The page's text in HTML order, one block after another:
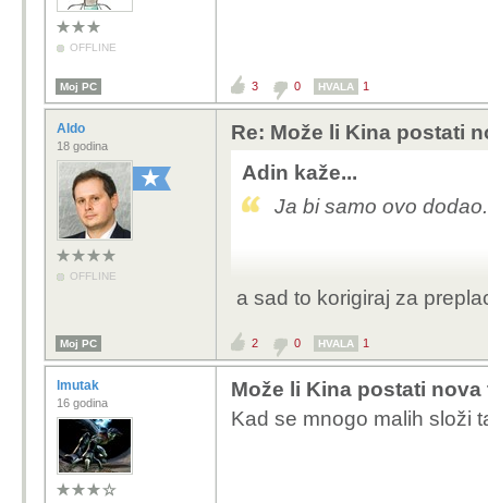
OFFLINE
Moj PC 3 0 HVALA 1
Aldo
18 godina
OFFLINE
Re: Može li Kina postati
Adin kaže...
Ja bi samo ovo dodao.
a sad to korigiraj za
Moj PC 2 0 HVALA 1
lmutak
16 godina
Može li Kina postati
Kad se mnogo malih složi